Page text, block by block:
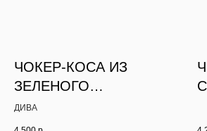
ЧОКЕР-КОСА ИЗ
ЗЕЛЕНОГО
АЛМАЗНОГО СТЕКЛА
С ЦЕПОЧКАМИ
ДИВА